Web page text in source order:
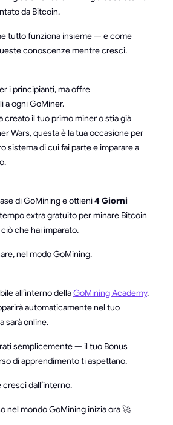
da Bitcoin.
tutto funziona insieme — e come
conoscenze mentre cresci.
i principianti, ma offre
a ogni GoMiner.
creato il tuo primo miner o stia già
Wars, questa è la tua occasione per
sistema di cui fai parte e imparare a
di GoMining e ottieni4 Giorni
extra gratuito per minare Bitcoin
che hai imparato.
nel modo GoMining.
all’interno dellaGoMining Academy.
automaticamente nel tuo
sarà online.
semplicemente — il tuo Bonus
di apprendimento ti aspettano.
cresci dall’interno.
nel mondo GoMining inizia ora 🚀